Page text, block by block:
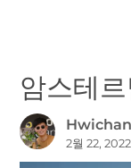
암스테
2월 22, 2022